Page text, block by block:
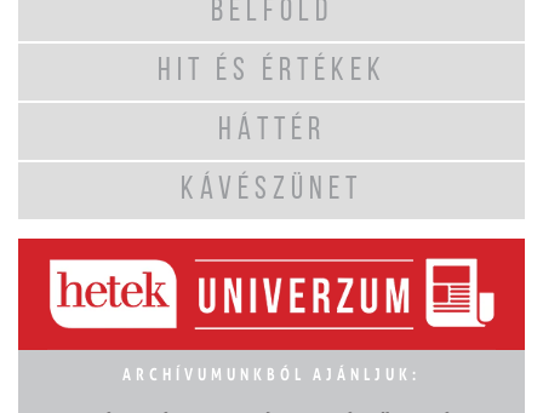
BELFÖLD
HIT ÉS ÉRTÉKEK
HÁTTÉR
KÁVÉSZÜNET
ARCHÍVUMUNKBÓL AJÁNLJUK: